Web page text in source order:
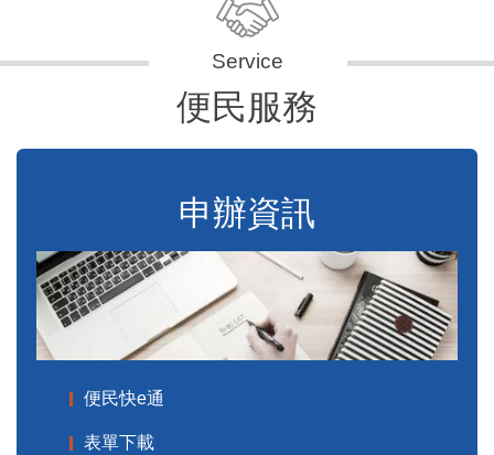
便民服務
申辦資訊
便民快e通
表單下載